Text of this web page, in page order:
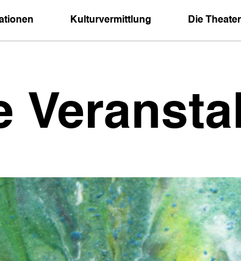
Kulturvermittlung Die Theater